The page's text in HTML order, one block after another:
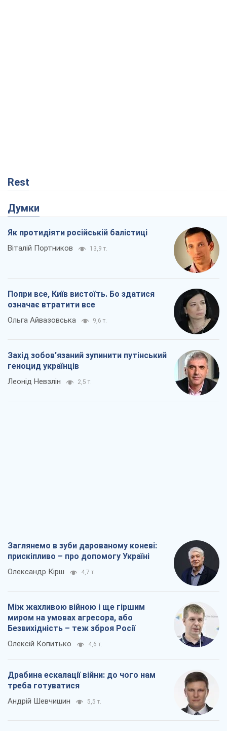
Rest
Думки
Як протидіяти російській балістиці
Віталій Портников 13,9 т.
Попри все, Київ вистоїть. Бо здатися
означає втратити все
Ольга Айвазовська 9,6 т.
Захід зобов'язаний зупинити путінський
геноцид українців
Леонід Невзлін 2,5 т.
Заглянемо в зуби дарованому коневі:
прискіпливо – про допомогу Україні
Олександр Кірш 4,7 т.
Між жахливою війною і ще гіршим
миром на умовах агресора, або
Безвихідність – теж зброя Росії
Олексій Копитько 4,6 т.
Драбина ескалації війни: до чого нам
треба готуватися
Андрій Шевчишин 5,5 т.